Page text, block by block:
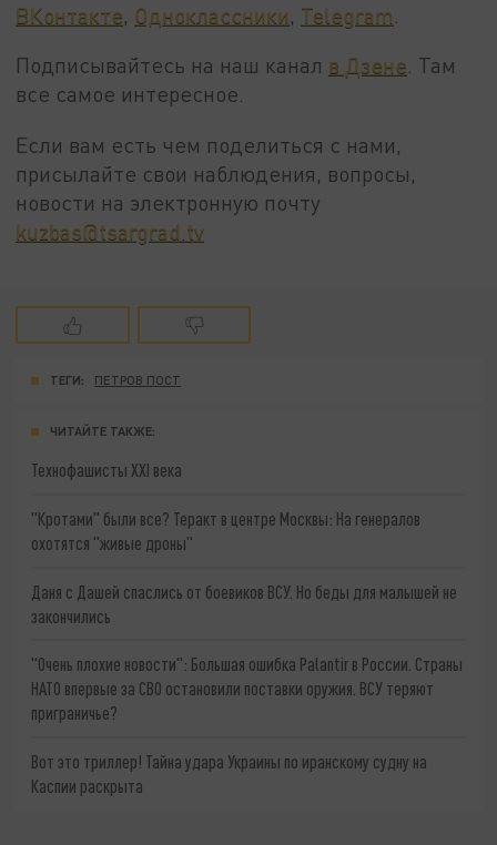
ВКонтакте Одноклассники Telegram
Подписывайтесь на наш канал в Дзене . Там
все самое интересное.
Если вам есть чем поделиться с нами,
присылайте свои наблюдения, вопросы,
новости на электронную почту
kuzbas@tsargrad.tv
ТЕГИ: ПЕТРОВ ПОСТ
ЧИТАЙТЕ ТАКЖЕ:
Технофашисты XXI века
"Кротами" были все? Теракт в центре Москвы: На генералов
охотятся "живые дроны"
Даня с Дашей спаслись от боевиков ВСУ. Но беды для малышей не
закончились
"Очень плохие новости": Большая ошибка Palantir в России. Страны
НАТО впервые за СВО остановили поставки оружия. ВСУ теряют
приграничье?
Вот это триллер! Тайна удара Украины по иранскому судну на
Каспии раскрыта